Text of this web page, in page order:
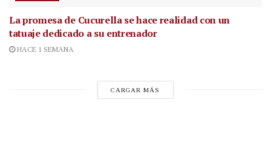
La promesa de Cucurella se hace realidad con un
tatuaje dedicado a su entrenador
HACE 1 SEMANA
CARGAR MÁS